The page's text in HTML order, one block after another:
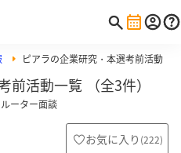
ピアラの企業研究・本選考前活動
前活動一覧 （全3件）
ーター面談
お気に入り (222)